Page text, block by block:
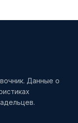
Данные о